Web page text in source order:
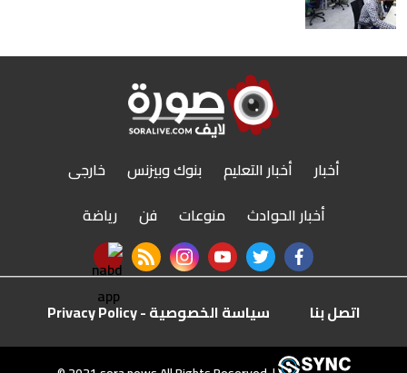
أخبار أخبار التعليم بنوك وبيزنس
خارجى
أخبار الحوادث
منوعات فن
رياضة
facebook
twitter
youtube
instagram
rss feed
nabd app
اتصل بنا سياسة الخصوصية - Privacy Policy